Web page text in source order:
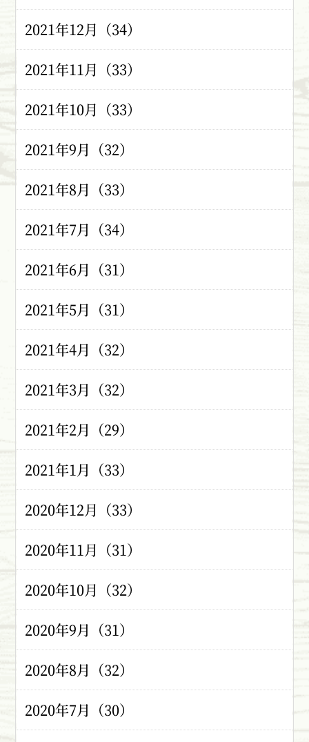
2021年12月（34）
2021年11月（33）
2021年10月（33）
2021年9月（32）
2021年8月（33）
2021年7月（34）
2021年6月（31）
2021年5月（31）
2021年4月（32）
2021年3月（32）
2021年2月（29）
2021年1月（33）
2020年12月（33）
2020年11月（31）
2020年10月（32）
2020年9月（31）
2020年8月（32）
2020年7月（30）